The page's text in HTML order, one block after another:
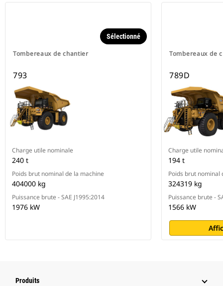
Tombereaux de chantier
Sélectionné
793
Charge utile nominale
240 t
Poids brut nominal de la machine
404000 kg
Puissance brute - SAE J1995:2014
1976 kW
Tombereaux de
789D
Charge utile
194 t
Poids brut nominal
324319 kg
Puissance brute -
1566 kW
Produits